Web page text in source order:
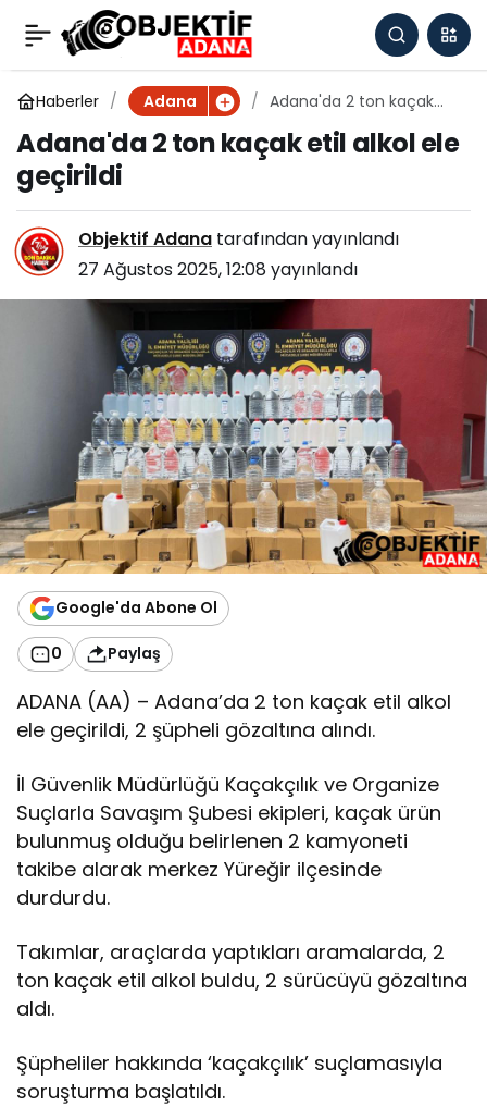
Haberler Adana
Adana'da 2 ton kaçak
Adana'da 2 ton kaçak etil alkol ele
geçirildi
Objektif Adana tarafından yayınlandı
27 Ağustos 2025, 12:08 yayınlandı
Google'da Abone Ol
0 Paylaş
ADANA (AA) – Adana’da 2 ton kaçak etil alkol
ele geçirildi, 2 şüpheli gözaltına alındı.
İl Güvenlik Müdürlüğü Kaçakçılık ve Organize
Suçlarla Savaşım Şubesi ekipleri, kaçak ürün
bulunmuş olduğu belirlenen 2 kamyoneti
takibe alarak merkez Yüreğir ilçesinde
durdurdu.
Takımlar, araçlarda yaptıkları aramalarda, 2
ton kaçak etil alkol buldu, 2 sürücüyü gözaltına
aldı.
Şüpheliler hakkında ‘kaçakçılık’ suçlamasıyla
soruşturma başlatıldı.
Adana'da 4 yıl önce
yanan ormanlık alanlar
dikilen fidanlarla
yeniden yeşeriyor
0 Paylaş